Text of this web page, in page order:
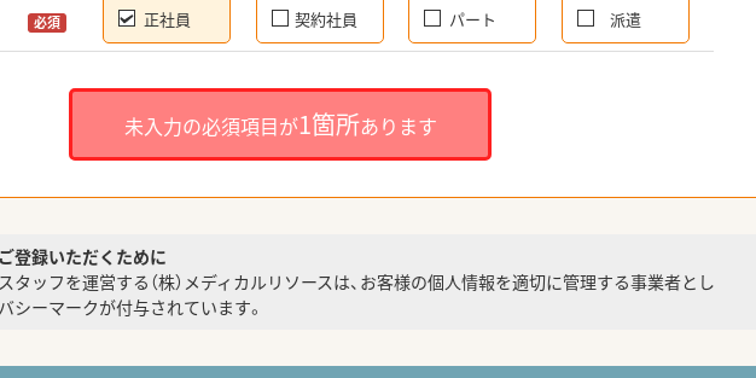
必須 正社員 契約社員 パート 派遣
未入力の必須項目が1箇所あります
登録いただくために
タッフを運営する（株）メディカルリソースは、お客様の個人情報を適切に管理する事業者とし
シーマークが付与されています。